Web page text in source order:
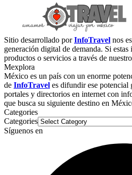
Sitio desarrollado porInfoTravel nos
generación digital de demanda. Si
productos o servicios a través de
Mexplora
México es un país con un enorme
de InfoTravel es difundir ese potencial
portales y directorios en internet con
que busca su siguiente destino en
Categories
Categories
Síguenos en